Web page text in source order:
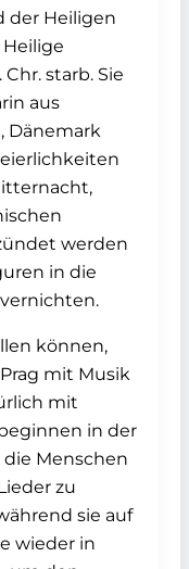
der Heiligen
starb. Sie
aus
Dänemark
werden
in die
können,
mit Musik
mit
in der
Menschen
zu
sie auf
wieder in